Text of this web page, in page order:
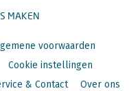
MAKEN
voorwaarden
Cookie instellingen
& Contact Over ons